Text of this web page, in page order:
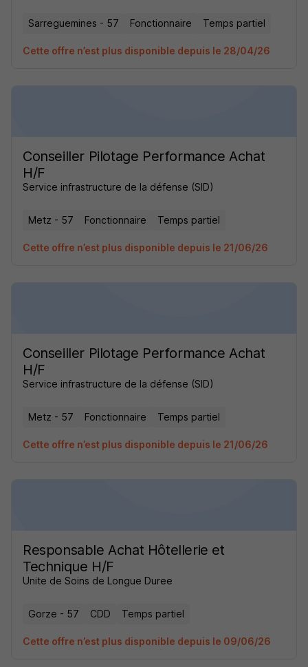
Sarreguemines - 57 Fonctionnaire Temps partiel
Cette offre n’est plus disponible depuis le 28/04/26
Conseiller Pilotage Performance Achat
H/F
Service infrastructure de la défense (SID)
Metz - 57 Fonctionnaire Temps partiel
Cette offre n’est plus disponible depuis le 21/06/26
Conseiller Pilotage Performance Achat
H/F
Service infrastructure de la défense (SID)
Metz - 57 Fonctionnaire Temps partiel
Cette offre n’est plus disponible depuis le 21/06/26
Responsable Achat Hôtellerie et
Technique H/F
Unite de Soins de Longue Duree
Gorze - 57 CDD Temps partiel
Cette offre n’est plus disponible depuis le 09/06/26